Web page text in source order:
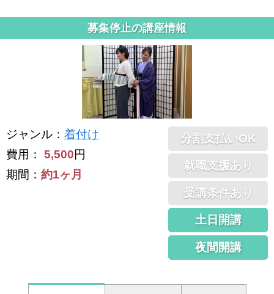
募集停止の講座情報
ジャンル ： 着付け
費用： 5,500円
期間： 約1ヶ月
分割支払いOK
就職支援あり
受講条件あり
土日開講
夜間開講